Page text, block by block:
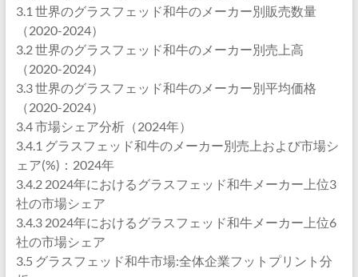
3.1 世界のグラスフェッド和牛のメーカー別販売数量
（2020-2024）
3.2 世界のグラスフェッド和牛のメーカー別売上高
（2020-2024）
3.3 世界のグラスフェッド和牛のメーカー別平均価格
（2020-2024）
3.4 市場シェア分析（2024年）
3.4.1 グラスフェッド和牛のメーカー別売上および市場シ
ェア(%)：2024年
3.4.2 2024年におけるグラスフェッド和牛メーカー上位3
社の市場シェア
3.4.3 2024年におけるグラスフェッド和牛メーカー上位6
社の市場シェア
3.5 グラスフェッド和牛市場:全体企業フットプリント分